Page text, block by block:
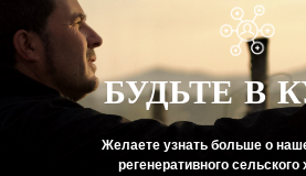
БУДЬТЕ В
Желаете узнать больше о
регенеративного сельского